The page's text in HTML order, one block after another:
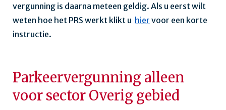
vergunning is daarna meteen geldig. Als u eerst wilt
weten hoe het PRS werkt klikt u hier voor een korte
instructie.
Parkeervergunning alleen
voor sector Overig gebied